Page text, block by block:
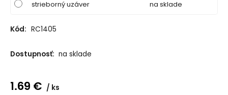
strieborný uzáver na sklade
Kód: RC1405
Dostupnosť: na sklade
1.69 € ks